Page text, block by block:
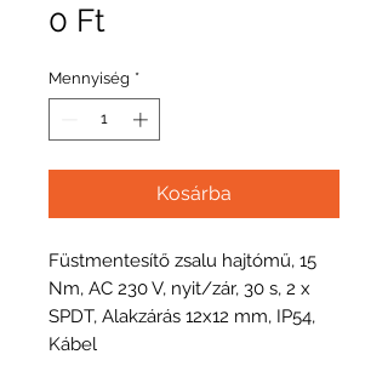
0 Ft
Mennyiség *
Kosárba
Füstmentesítő zsalu hajtómű, 15
Nm, AC 230 V, nyit/zár, 30 s, 2 x
SPDT, Alakzárás 12x12 mm, IP54,
Kábel